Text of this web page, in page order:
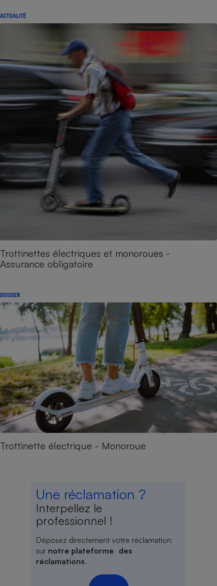
ACTUALITÉ
Trottinettes électriques et monoroues -
Assurance obligatoire
DOSSIER
Trottinette électrique - Monoroue
Une réclamation ?
Interpellez le
professionnel !
Déposez directement votre réclamation
sur notre plateforme des
réclamations.